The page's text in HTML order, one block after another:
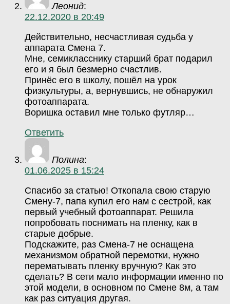
Леонид:
22.12.2020 в 20:49
Действительно, несчастливая судьба у
аппарата Смена 7.
Мне, семикласснику старший брат подарил
его и я был безмерно счастлив.
Принёс его в школу, пошёл на урок
физкультуры, а, вернувшись, не обнаружил
фотоаппарата.
Воришка оставил мне только футляр…
Ответить
Полина:
01.06.2025 в 15:24
Спасибо за статью! Откопала свою старую
Смену-7, папа купил его нам с сестрой, как
первый учебный фотоаппарат. Решила
попробовать поснимать на пленку, как в
старые добрые.
Подскажите, раз Смена-7 не оснащена
механизмом обратной перемотки, нужно
перематывать пленку вручную? Как это
сделать? В сети мало информации именно по
этой модели, в основном по Смене 8м, а там
как раз ситуация другая.